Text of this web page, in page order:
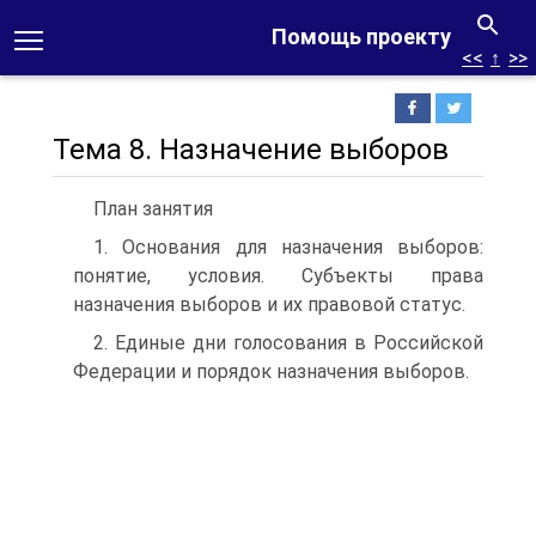
Помощь проекту
<< ↑ >>
Тема 8. Назначение выборов
План занятия
1. Основания для назначения выборов:
понятие, условия. Субъекты права
назначения выборов и их правовой статус.
2. Единые дни голосования в Российской
Федерации и порядок назначения выборов.